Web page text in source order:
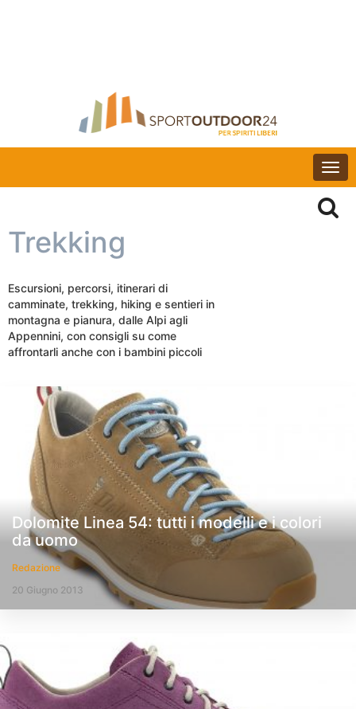
Trekking
Escursioni, percorsi, itinerari di
camminate, trekking, hiking e sentieri in
montagna e pianura, dalle Alpi agli
Appennini, con consigli su come
affrontarli anche con i bambini piccoli
Dolomite Linea 54: tutti i modelli e i colori
da uomo
Redazione
20 Giugno 2013